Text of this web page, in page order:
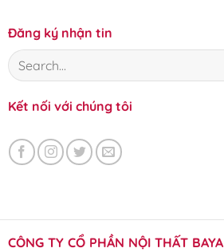
Đăng ký nhận tin
Kết nối với chúng tôi
CÔNG TY CỔ PHẦN NỘI THẤT BAYA